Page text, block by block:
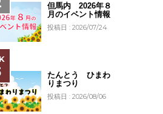
但馬内 2026年８
月のイベント情報
投稿日 : 2026/07/24
たんとう ひまわ
りまつり
投稿日 : 2026/08/06